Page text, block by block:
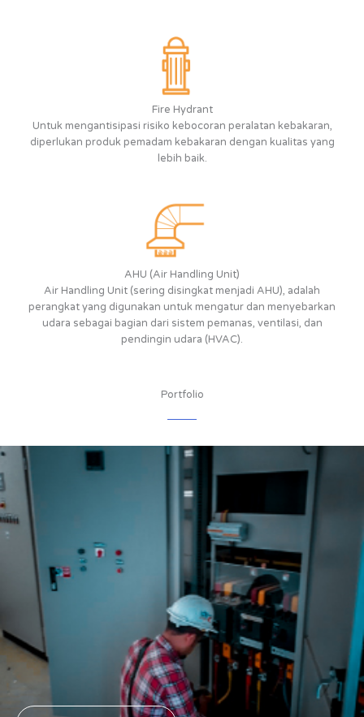
Fire Hydrant
Untuk mengantisipasi risiko kebocoran peralatan kebakaran,
diperlukan produk pemadam kebakaran dengan kualitas yang
lebih baik.
AHU (Air Handling Unit)
Air Handling Unit (sering disingkat menjadi AHU), adalah
perangkat yang digunakan untuk mengatur dan menyebarkan
udara sebagai bagian dari sistem pemanas, ventilasi, dan
pendingin udara (HVAC).
Portfolio